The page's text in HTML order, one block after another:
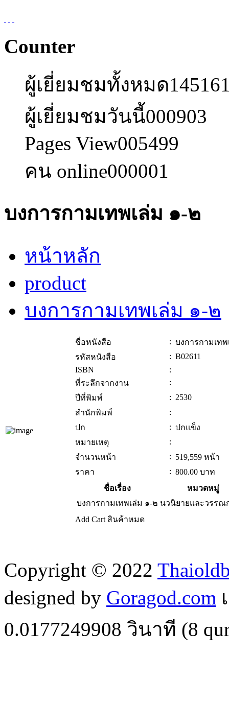
Counter
ผู้เยี่ยมชมทั้งหมด
ผู้เยี่ยมชมวันนี้000903
Pages View005499
คน online000001
บงการกามเทพเล่ม ๑-๒
หน้าหลัก
product
บงการกามเทพเล่ม ๑-๒
ชื่อหนังสือ : บงการกามเท
รหัสหนังสือ
: B02611
ISBN
:
ที่ระลึกจากงาน
:
ปีที่พิมพ์
: 2530
สำนักพิมพ์
:
ปก
: ปกแข็ง
หมายเหตุ
:
จำนวนหน้า
: 519,559 หน้า
ราคา
: 800.00 บาท
ชื่อเรื่อง
หมวดหมู่
บงการกามเทพเล่ม ๑-๒ นวนิยายและวรรณ
Add Cart สินค้าหมด
Copyright © 2022
designed by Goragod.com
0.0177249908 วินาที (8